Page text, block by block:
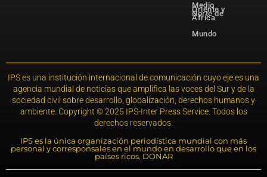
Medio
Oriente y
Norte de
África
Mundo
IPS es una institución internacional de comunicación cuyo eje es una
agencia mundial de noticias que amplifica las voces del Sur y de la
sociedad civil sobre desarrollo, globalización, derechos humanos y
ambiente. Copyright © 2025 IPS-Inter Press Service. Todos los
derechos reservados.
IPS es la única organización periodística mundial con más
personal y corresponsales en el mundo en desarrollo que en los
países ricos. DONAR